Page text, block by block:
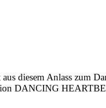
diesem Anlass zum
DANCING